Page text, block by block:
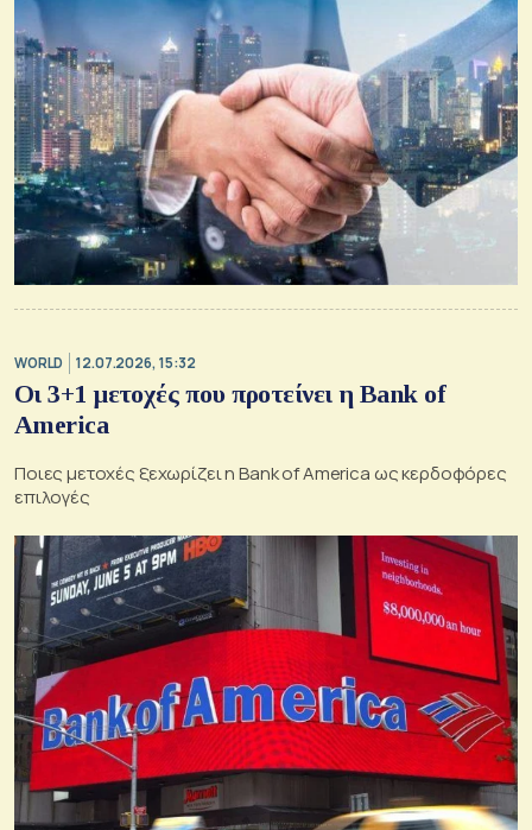
WORLD 12.07.2026, 15:32
Οι 3+1 μετοχές που προτείνει η Bank of
America
Ποιες μετοχές ξεχωρίζει η Bank of America ως κερδοφόρες
επιλογές